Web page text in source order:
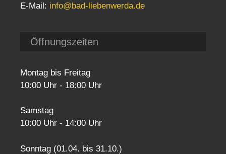
E-Mail: info@bad-liebenwerda.de
Öffnungszeiten
Montag bis Freitag
10:00 Uhr - 18:00 Uhr
Samstag
10:00 Uhr - 14:00 Uhr
Sonntag (01.04. bis 31.10.)